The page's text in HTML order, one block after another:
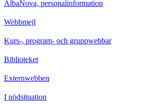
AlbaNova, personalinformation
Webbmejl
Kurs-, program- och gruppwebbar
Biblioteket
Externwebben
I nödsituation